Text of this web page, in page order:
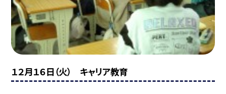
１２月１６日（火） キャリア教育